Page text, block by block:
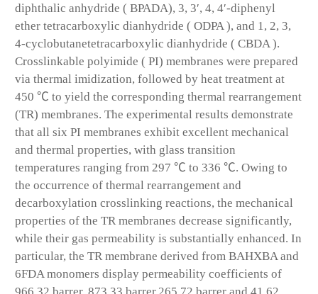
diphthalic anhydride ( BPADA), 3, 3′, 4, 4′-diphenyl
ether tetracarboxylic dianhydride ( ODPA ), and 1, 2, 3,
4-cyclobutanetetracarboxylic dianhydride ( CBDA ).
Crosslinkable polyimide ( PI) membranes were prepared
via thermal imidization, followed by heat treatment at
450 ℃ to yield the corresponding thermal rearrangement
(TR) membranes. The experimental results demonstrate
that all six PI membranes exhibit excellent mechanical
and thermal properties, with glass transition
temperatures ranging from 297 ℃ to 336 ℃. Owing to
the occurrence of thermal rearrangement and
decarboxylation crosslinking reactions, the mechanical
properties of the TR membranes decrease significantly,
while their gas permeability is substantially enhanced. In
particular, the TR membrane derived from BAHXBA and
6FDA monomers display permeability coefficients of